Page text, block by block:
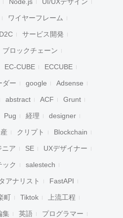
ワイヤーフレーム
D2C サービス開発
ブロックチェーン
EC-CUBE ECCUBE
ダー google Adsense
abstract ACF Grunt
Pug 経理 designer
クリプト Blockchain
ニア SE UXデザイナー
ック salestech
アナリスト FastAPI
町 Tiktok 上流工程
集 英語 プログラマー